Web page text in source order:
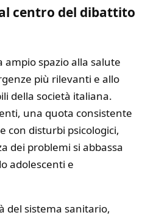
centro del dibattito
ampio spazio alla salute
più rilevanti e allo
della società italiana.
una quota consistente
con disturbi psicologici,
dei problemi si abbassa
adolescenti e
del sistema sanitario,